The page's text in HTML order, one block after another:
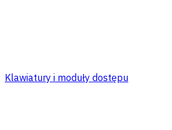
Klawiatury i moduły dostępu